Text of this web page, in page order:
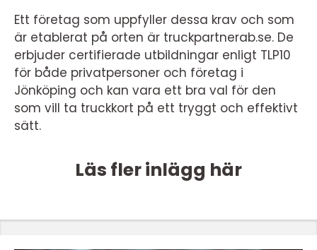
Ett företag som uppfyller dessa krav och som
är etablerat på orten är truckpartnerab.se. De
erbjuder certifierade utbildningar enligt TLP10
för både privatpersoner och företag i
Jönköping och kan vara ett bra val för den
som vill ta truckkort på ett tryggt och effektivt
sätt.
Läs fler inlägg här